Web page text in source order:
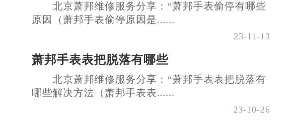
北京萧邦维修服务分享：“萧邦手表偷停有哪些
原因（萧邦手表偷停原因是......
23-11-13
萧邦手表表把脱落有哪些
北京萧邦维修服务分享：“萧邦手表表把脱落有
哪些解决方法（萧邦手表表......
23-10-26